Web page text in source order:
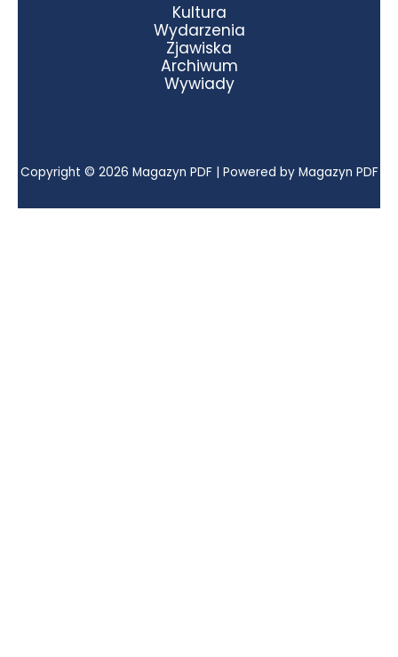
Kultura
Wydarzenia
Zjawiska
Archiwum
Wywiady
Copyright © 2026 Magazyn PDF | Powered by Magazyn PDF